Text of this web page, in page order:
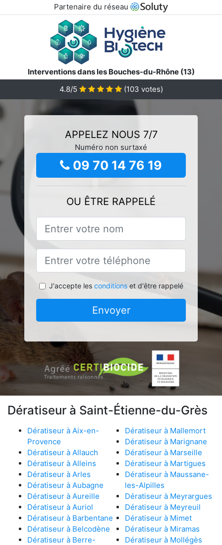
Partenaire du réseau
Interventions dans les Bouches-du-Rhône (13)
4.8/5
(103 votes)
APPELEZ NOUS 7/7
Numéro non surtaxé
09 70 14 76 19
OU ÊTRE RAPPELÉ
J'accepte les conditionset d'être rappelé
Envoyer
Dératiseur à Saint-Étienne-du-Grès
Dératiseur à Aix-en-
Provence
Dératiseur à Allauch
Dératiseur à Alleins
Dératiseur à Arles
Dératiseur à Aubagne
Dératiseur à Aureille
Dératiseur à Auriol
Dératiseur à Barbentane
Dératiseur à Belcodène
Dératiseur à Berre-
Dératiseur à Mallemort
Dératiseur à Marignane
Dératiseur à Marseille
Dératiseur à Martigues
Dératiseur à Maussane-
les-Alpilles
Dératiseur à Meyrargues
Dératiseur à Meyreuil
Dératiseur à Mimet
Dératiseur à Miramas
Dératiseur à Mollégès